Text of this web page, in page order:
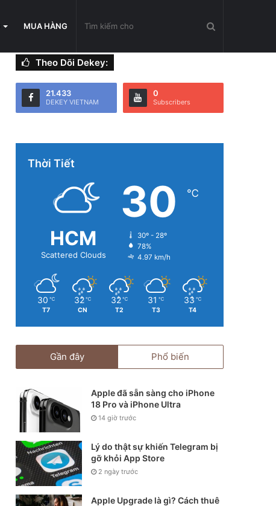
MUA HÀNG
Theo Dõi Dekey:
21.433
DEKEY VIETNAM
0
Subscribers
Thời Tiết
HCM
Scattered Clouds
30 ℃
30º - 28º
78%
4.97 km/h
30 ℃
T7
32 ℃
CN
32 ℃
T2
31 ℃
T3
33 ℃
T4
Gần đây Phổ biến
Apple đã sẵn sàng cho iPhone
18 Pro và iPhone Ultra
14 giờ trước
Lý do thật sự khiến Telegram bị
gỡ khỏi App Store
2 ngày trước
Apple Upgrade là gì? Cách thuê